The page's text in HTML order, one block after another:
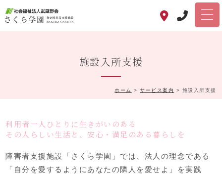
施設入所支援
ホーム >サービス案内 > 施設入所支援
利用者一人ひとりに生きがいのある
その人らしい生活と、安心・満足のある暮らしを
障害者支援施設「さくら学園」では、法人の理念である
「自分を愛するようにあなたの隣人を愛せよ」を実践